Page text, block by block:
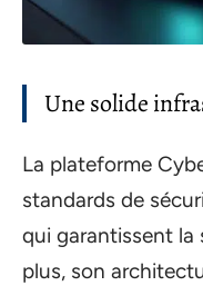
Une solide
La plateforme
standards de
qui garantissent la
plus, son